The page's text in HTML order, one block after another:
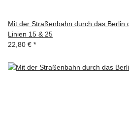
Mit der Straßenbahn durch das Berlin
Linien 15 & 25
22,80 € *